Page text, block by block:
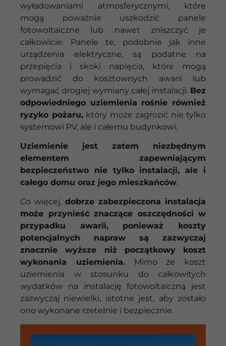
wyładowaniami atmosferycznymi, które
mogą poważnie uszkodzić panele
fotowoltaiczne lub nawet zniszczyć je
całkowicie. Panele te, podobnie jak inne
urządzenia elektryczne, są podatne na
przepięcia i skoki napięcia, które mogą
prowadzić do kosztownych awarii lub
wymagać drogiej wymiany całej instalacji. Bez
odpowiedniego uziemienia rośnie również
ryzyko pożaru,który może zagrozić nie tylko
systemowi PV, ale i całemu budynkowi.
Uziemienie jest zatem niezbędnym
elementem zapewniającym
bezpieczeństwo nie tylko instalacji, ale i
całego domu oraz jego mieszkańców.
Co więcej, dobrze zabezpieczona instalacja
może przynieść znaczące oszczędności w
przypadku awarii, ponieważ koszty
potencjalnych napraw są zazwyczaj
znacznie wyższe niż początkowy koszt
wykonania uziemienia.Mimo że koszt
uziemienia w stosunku do całkowitych
wydatków na instalację fotowoltaiczną jest
zazwyczaj niewielki, istotne jest, aby zostało
ono wykonane rzetelnie i bezpiecznie.